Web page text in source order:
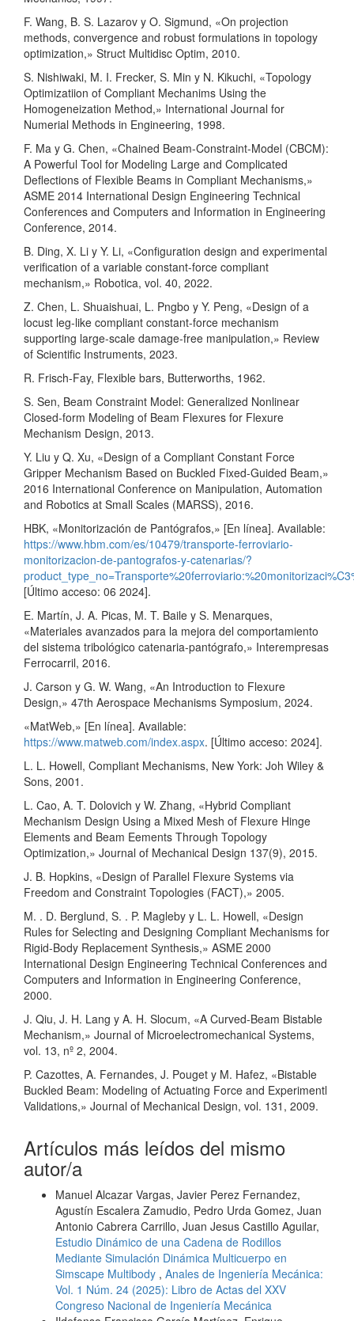
F. Wang, B. S. Lazarov y O. Sigmund, «On projection
methods, convergence and robust formulations in topology
optimization,» Struct Multidisc Optim, 2010.
S. Nishiwaki, M. I. Frecker, S. Min y N. Kikuchi, «Topology
Optimizatiion of Compliant Mechanims Using the
Homogeneization Method,» International Journal for
Numerial Methods in Engineering, 1998.
F. Ma y G. Chen, «Chained Beam-Constraint-Model (CBCM):
A Powerful Tool for Modeling Large and Complicated
Deflections of Flexible Beams in Compliant Mechanisms,»
ASME 2014 International Design Engineering Technical
Conferences and Computers and Information in Engineering
Conference, 2014.
B. Ding, X. Li y Y. Li, «Configuration design and experimental
verification of a variable constant-force compliant
mechanism,» Robotica, vol. 40, 2022.
Z. Chen, L. Shuaishuai, L. Pngbo y Y. Peng, «Design of a
locust leg-like compliant constant-force mechanism
supporting large-scale damage-free manipulation,» Review
of Scientific Instruments, 2023.
R. Frisch-Fay, Flexible bars, Butterworths, 1962.
S. Sen, Beam Constraint Model: Generalized Nonlinear
Closed-form Modeling of Beam Flexures for Flexure
Mechanism Design, 2013.
Y. Liu y Q. Xu, «Design of a Compliant Constant Force
Gripper Mechanism Based on Buckled Fixed-Guided Beam,»
2016 International Conference on Manipulation, Automation
and Robotics at Small Scales (MARSS), 2016.
HBK, «Monitorización de Pantógrafos,» [En línea]. Available:
https://www.hbm.com/es/10479/transporte-ferroviario-
monitorizacion-de-pantografos-y-catenarias/?
[Último acceso: 06 2024].
E. Martín, J. A. Picas, M. T. Baile y S. Menarques,
«Materiales avanzados para la mejora del comportamiento
del sistema tribológico catenaria-pantógrafo,» Interempresas
Ferrocarril, 2016.
J. Carson y G. W. Wang, «An Introduction to Flexure
Design,» 47th Aerospace Mechanisms Symposium, 2024.
«MatWeb,» [En línea]. Available:
https://www.matweb.com/index.aspx. [Último acceso: 2024].
L. L. Howell, Compliant Mechanisms, New York: Joh Wiley &
Sons, 2001.
L. Cao, A. T. Dolovich y W. Zhang, «Hybrid Compliant
Mechanism Design Using a Mixed Mesh of Flexure Hinge
Elements and Beam Eements Through Topology
Optimization,» Journal of Mechanical Design 137(9), 2015.
J. B. Hopkins, «Design of Parallel Flexure Systems via
Freedom and Constraint Topologies (FACT),» 2005.
M. . D. Berglund, S. . P. Magleby y L. L. Howell, «Design
Rules for Selecting and Designing Compliant Mechanisms for
Rigid-Body Replacement Synthesis,» ASME 2000
International Design Engineering Technical Conferences and
Computers and Information in Engineering Conference,
2000.
J. Qiu, J. H. Lang y A. H. Slocum, «A Curved-Beam Bistable
Mechanism,» Journal of Microelectromechanical Systems,
vol. 13, nº 2, 2004.
P. Cazottes, A. Fernandes, J. Pouget y M. Hafez, «Bistable
Buckled Beam: Modeling of Actuating Force and Experimentl
Validations,» Journal of Mechanical Design, vol. 131, 2009.
Artículos más leídos del mismo
autor/a
Manuel Alcazar Vargas, Javier Perez Fernandez,
Agustín Escalera Zamudio, Pedro Urda Gomez, Juan
Antonio Cabrera Carrillo, Juan Jesus Castillo Aguilar,
Estudio Dinámico de una Cadena de Rodillos
Mediante Simulación Dinámica Multicuerpo en
Simscape Multibody , Anales de Ingeniería Mecánica:
Vol. 1 Núm. 24 (2025): Libro de Actas del XXV
Congreso Nacional de Ingeniería Mecánica